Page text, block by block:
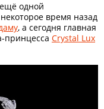
одной
время назад
, а сегодня главная
принцесса Crystal Lux